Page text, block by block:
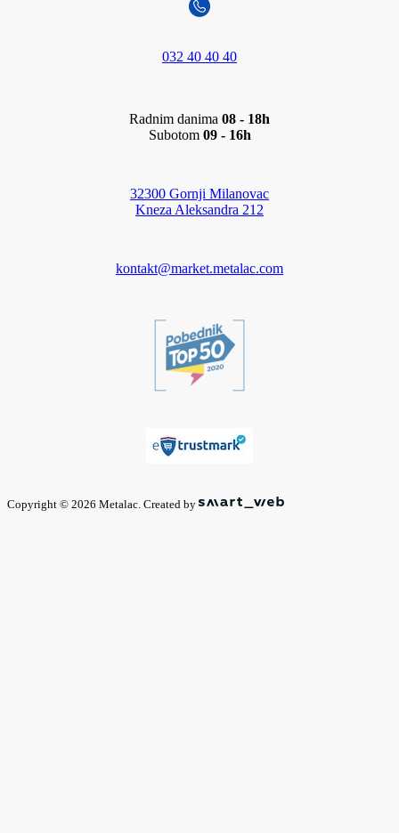
032 40 40 40
Radnim danima 08 - 18h
Subotom 09 - 16h
32300 Gornji Milanovac
Kneza Aleksandra 212
kontakt@market.metalac.com
Copyright © 2026 Metalac. Created by